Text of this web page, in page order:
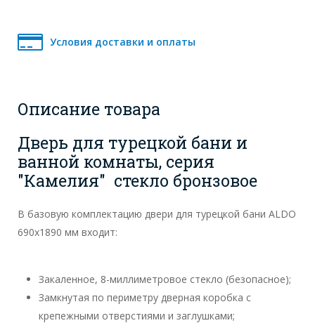
Условия доставки и оплаты
Описание товара
Дверь для турецкой бани и
ванной комнаты, серия
"Камелия" стекло бронзовое
В базовую комплектацию двери для турецкой бани ALDO
690х1890 мм входит:
Закаленное, 8-миллиметровое стекло (безопасное);
Замкнутая по периметру дверная коробка с
крепежными отверстиями и заглушками;